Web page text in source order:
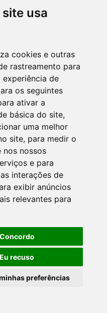
usa
cookies e outras
rastreamento para
experiência de
os seguintes
ativar a
básica do site,
uma melhor
site, para medir o
nos nossos
e para
interações de
exibir anúncios
relevantes para
Concordo
Eu recuso
preferências